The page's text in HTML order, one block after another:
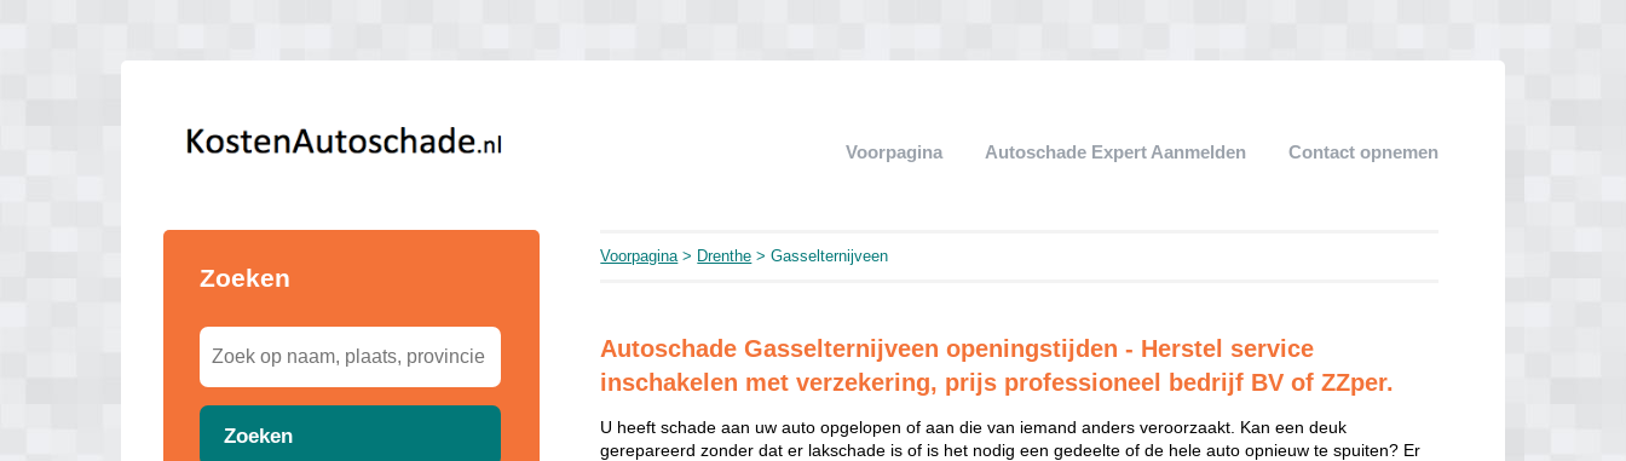
Voorpagina Autoschade Expert Aanmelden Contact opnemen
Zoeken
Zoeken
Voorpagina> Drenthe > Gasselternijveen
Autoschade Gasselternijveen openingstijden - Herstel service
inschakelen met verzekering, prijs professioneel bedrijf BV of ZZper.
U heeft schade aan uw auto opgelopen of aan die van iemand anders veroorzaakt. Kan een deuk
gerepareerd zonder dat er lakschade is of is het nodig een gedeelte of de hele auto opnieuw te spuiten? Er